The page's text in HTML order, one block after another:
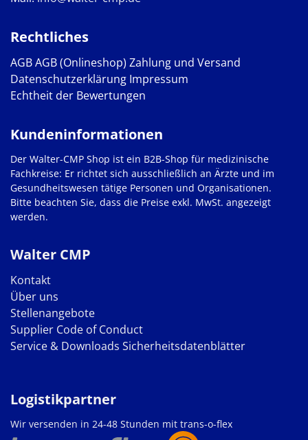
Rechtliches
AGBAGB (Onlineshop) Zahlung und Versand
Datenschutzerklärung Impressum
Echtheit der Bewertungen
Walter CMP
Kontakt
Über uns
Stellenangebote
Supplier Code of Conduct
Service & Downloads Sicherheitsdatenblätter
Kundeninformationen
Der Walter-CMP Shop ist ein B2B-Shop für medizinische
Fachkreise: Er richtet sich ausschließlich an Ärzte und im
Gesundheitswesen tätige Personen und Organisationen.
Bitte beachten Sie, dass die Preise exkl. MwSt. angezeigt
werden.
Logistikpartner
Wir versenden in 24-48 Stunden mit trans-o-flex